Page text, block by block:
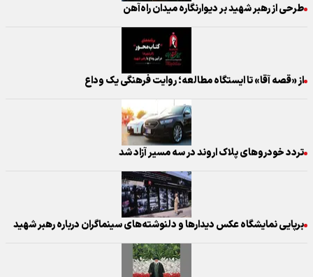
طرحی از رهبر شهید بر دیوارنگاره میدان راه‌آهن
از «قصه آقا» تا ایستگاه مطالعه؛ روایت فرهنگی یک وداع
تردد خودروهای پلاک اروند در سه مسیر آزاد شد
برپایی نمایشگاه عکس‌ دیدارها و دلنوشته‌های سینماگران درباره رهبر شهید